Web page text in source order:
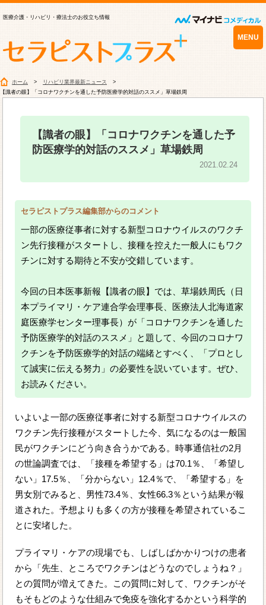
医療介護・リハビリ・療法士のお役立ち情報
MENU
ホーム
リハビリ業界最新ニュース
【識者の眼】「コロナワクチンを通した予防医療学的対話のススメ」草場鉄周
【識者の眼】「コロナワクチンを通した予
防医療学的対話のススメ」草場鉄周
2021.02.24
セラピストプラス編集部からのコメント
一部の医療従事者に対する新型コロナウイルスのワクチ
ン先行接種がスタートし、接種を控えた一般人にもワク
チンに対する期待と不安が交錯しています。
今回の日本医事新報【識者の眼】では、草場鉄周氏（日
本プライマリ・ケア連合学会理事長、医療法人北海道家
庭医療学センター理事長）が「コロナワクチンを通した
予防医療学的対話のススメ」と題して、今回のコロナワ
クチンを予防医療学的対話の端緒とすべく、「プロとし
て誠実に伝える努力」の必要性を説いています。ぜひ、
お読みください。
いよいよ一部の医療従事者に対する新型コロナウイルスの
ワクチン先行接種がスタートした今、気になるのは一般国
民がワクチンにどう向き合うかである。時事通信社の2月
の世論調査では、「接種を希望する」は70.1％、「希望し
ない」17.5％、「分からない」12.4％で、「希望する」を
男女別でみると、男性73.4％、女性66.3％という結果が報
道された。予想よりも多くの方が接種を希望されているこ
とに安堵した。
プライマリ・ケアの現場でも、しばしばかかりつけの患者
から「先生、ところでワクチンはどうなのでしょうね？」
との質問が増えてきた。この質問に対して、ワクチンがそ
もそもどのような仕組みで免疫を強化するかという科学的